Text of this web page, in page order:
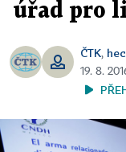
úřad pro
ČTK, hec
19. 8.